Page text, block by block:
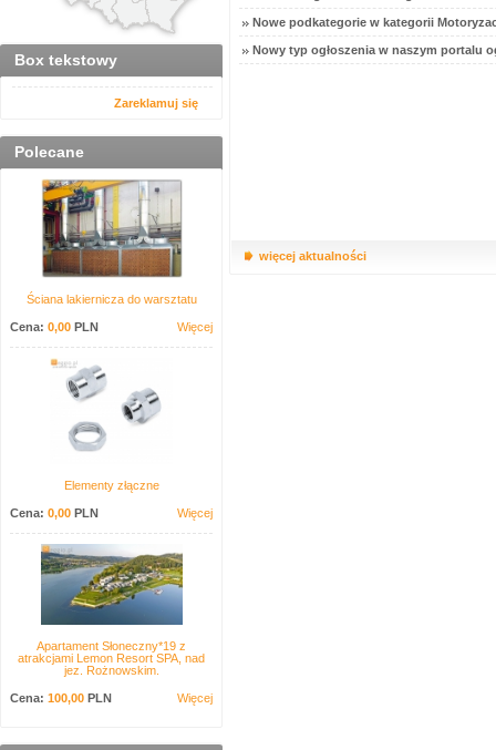
Box tekstowy
Zareklamuj się
Polecane
Ściana lakiernicza do warsztatu
Cena: 0,00 PLN Więcej
Elementy złączne
Cena: 0,00 PLN Więcej
Apartament Słoneczny*19 z
atrakcjami Lemon Resort SPA, nad
jez. Rożnowskim.
Cena: 100,00 PLN Więcej
Nowe podkategorie w kategorii
Nowy typ ogłoszenia w naszym portalu
więcej aktualności